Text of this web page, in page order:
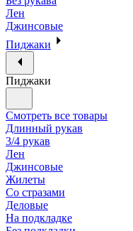
Лен
Джинсовые
Пиджаки
Пиджаки
Смотреть все товары
Длинный рукав
3/4 рукав
Лен
Джинсовые
Жилеты
Со стразами
Деловые
На подкладке